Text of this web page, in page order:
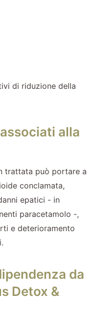
di riduzione della
alla
trattata può portare a
conclamata,
epatici - in
paracetamolo -,
e deterioramento
da
Detox &